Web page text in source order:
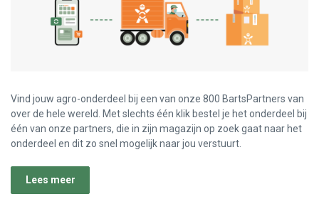
Vind jouw agro-onderdeel bij een van onze 800 BartsPartners van
over de hele wereld. Met slechts één klik bestel je het onderdeel bij
één van onze partners, die in zijn magazijn op zoek gaat naar het
onderdeel en dit zo snel mogelijk naar jou verstuurt.
Lees meer